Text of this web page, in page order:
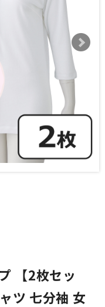
【2枚セッ
ツ 七分袖 女